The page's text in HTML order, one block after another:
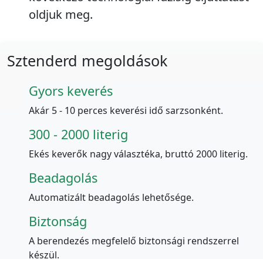
oldjuk meg.
Sztenderd megoldások
Gyors keverés
Akár 5 - 10 perces keverési idő sarzsonként.
300 - 2000 literig
Ekés keverők nagy választéka, bruttó 2000 literig.
Beadagolás
Automatizált beadagolás lehetősége.
Biztonság
A berendezés megfelelő biztonsági rendszerrel
készül.